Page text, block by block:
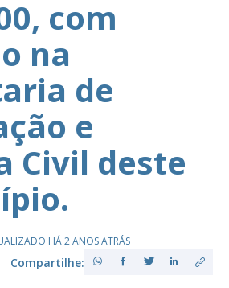
com
na
de
e
Civil deste
HÁ 2 ANOS ATRÁS
Compartilhe: